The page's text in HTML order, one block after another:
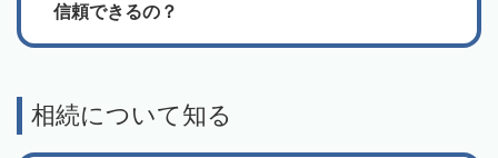
信頼できるの？
相続について知る